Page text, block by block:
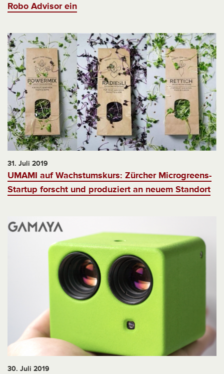
Robo Advisor ein
31. Juli 2019
UMAMI auf Wachstumskurs: Zürcher Microgreens-
Startup forscht und produziert an neuem Standort
30. Juli 2019